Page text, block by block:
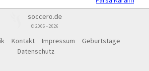
soccero.de
© 2006 - 2026
Kontakt Impressum
Geburtstage
Datenschutz